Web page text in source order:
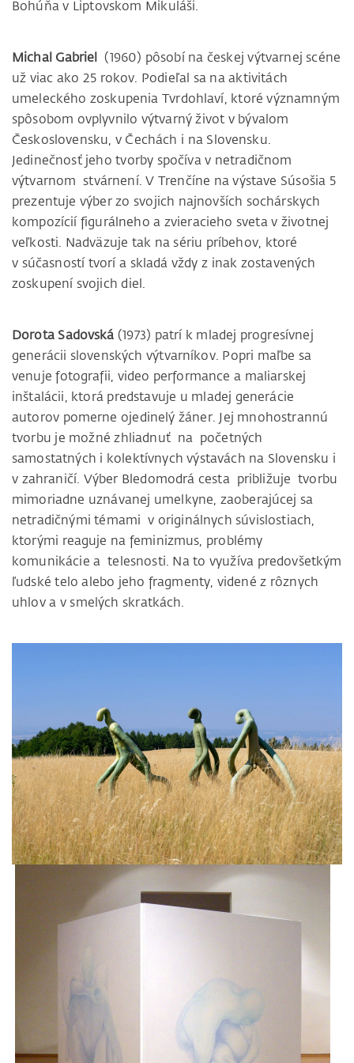
Bohúňa v Liptovskom Mikuláši.
Michal Gabriel (1960) pôsobí na českej výtvarnej scéne
už viac ako 25 rokov. Podieľal sa na aktivitách
umeleckého zoskupenia Tvrdohlaví, ktoré významným
spôsobom ovplyvnilo výtvarný život v bývalom
Československu, v Čechách i na Slovensku.
Jedinečnosť jeho tvorby spočíva v netradičnom
výtvarnom stvárnení. V Trenčíne na výstave Súsošia 5
prezentuje výber zo svojich najnovších sochárskych
kompozícií figurálneho a zvieracieho sveta v životnej
veľkosti. Nadväzuje tak na sériu príbehov, ktoré
v súčasností tvorí a skladá vždy z inak zostavených
zoskupení svojich diel.
Dorota Sadovská (1973) patrí k mladej progresívnej
generácii slovenských výtvarníkov. Popri maľbe sa
venuje fotografii, video performance a maliarskej
inštalácii, ktorá predstavuje u mladej generácie
autorov pomerne ojedinelý žáner. Jej mnohostrannú
tvorbu je možné zhliadnuť na početných
samostatných i kolektívnych výstavách na Slovensku i
v zahraničí. Výber Bledomodrá cesta približuje tvorbu
mimoriadne uznávanej umelkyne, zaoberajúcej sa
netradičnými témami v originálnych súvislostiach,
ktorými reaguje na feminizmus, problémy
komunikácie a telesnosti. Na to využíva predovšetkým
ľudské telo alebo jeho fragmenty, videné z rôznych
uhlov a v smelých skratkách.